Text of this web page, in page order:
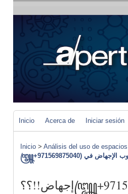
Inicio Acerca de Iniciar sesión
Inicio > Análisis del uso de
إجهاض!!؟؟꧅+971569875040) حبوب الإجهاض في